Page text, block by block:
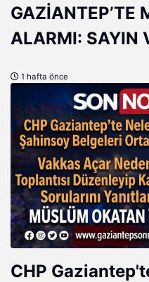
GAZİANTEP’TE
ALARMI: SAYIN
1 hafta önce
CHP